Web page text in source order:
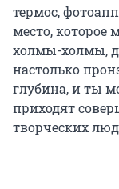
термос,
место, которое
холмы-холмы,
настолько
глубина, и ты
приходят
творческих